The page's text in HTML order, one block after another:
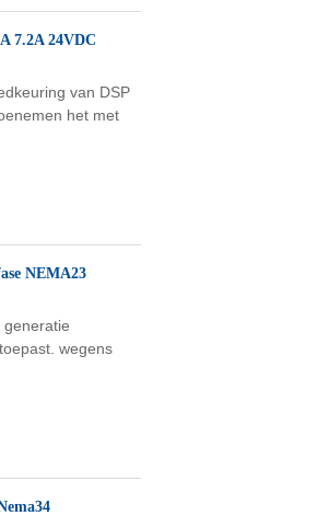
7.2A 24VDC
van DSP
het met
NEMA23
wegens